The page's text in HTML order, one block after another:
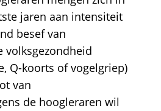
jaren aan intensiteit
besef van
volksgezondheid
Q-koorts of vogelgriep)
van
de hoogleraren wil